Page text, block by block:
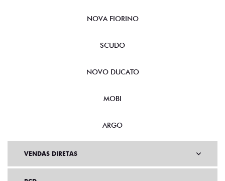
NOVA FIORINO
SCUDO
NOVO DUCATO
MOBI
ARGO
VENDAS DIRETAS